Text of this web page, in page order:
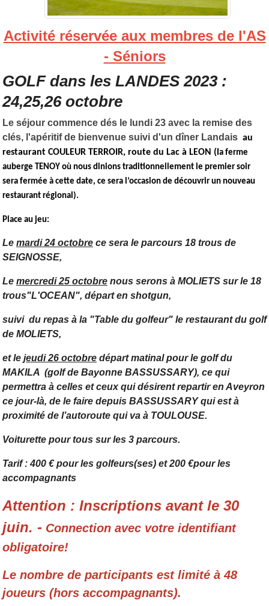
Activité réservée aux membres de l'AS
- Séniors
GOLF dans les LANDES 2023 :
24,25,26 octobre
Le séjour commence dés le lundi 23 avec la remise des
clés, l'apéritif de bienvenue suivi d'un dîner Landais au
restaurant COULEUR TERROIR, route du Lac à LEON ( a ferme
auberge TENOY où nous dinions traditionnellement le premier soir
sera fermée à cette date, ce sera l’occasion de découvrir un nouveau
restaurant régional).
Place au jeu:
Le mardi 24 octobre ce sera le parcours 18 trous de
SEIGNOSSE,
Le mercredi 25 octobre nous serons à MOLIETS sur le 18
trous"L'OCEAN", départ en shotgun,
suivi du repas à la "Table du golfeur" le restaurant du golf
de MOLIETS,
et le jeudi 26 octobre départ matinal pour le golf du
MAKILA (golf de Bayonne BASSUSSARY), ce qui
permettra à celles et ceux qui désirent repartir en Aveyron
ce jour-là, de le faire depuis BASSUSSARY qui est à
proximité de l’autoroute qui va à TOULOUSE.
Voiturette pour tous sur les 3 parcours.
Tarif : 400 € pour les golfeurs(ses) et 200 €pour les
accompagnants
Attention : Inscriptions avant le 30
juin. - Connection avec votre identifiant
obligatoire!
Le nombre de participants est limité à 48
joueurs (hors accompagnants).